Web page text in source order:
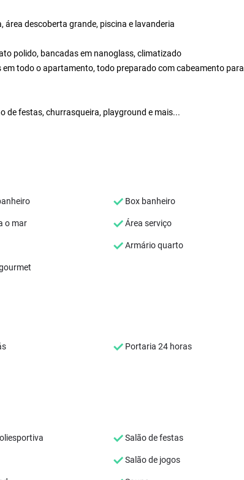
descoberta grande, piscina e lavanderia
polido, bancadas em nanoglass, climatizado
todo o apartamento, todo preparado com cabeamento para
de festas, churrasqueira, playground e mais...
Box banheiro
o mar Área serviço
Armário quarto
Portaria 24 horas
Salão de festas
Salão de jogos